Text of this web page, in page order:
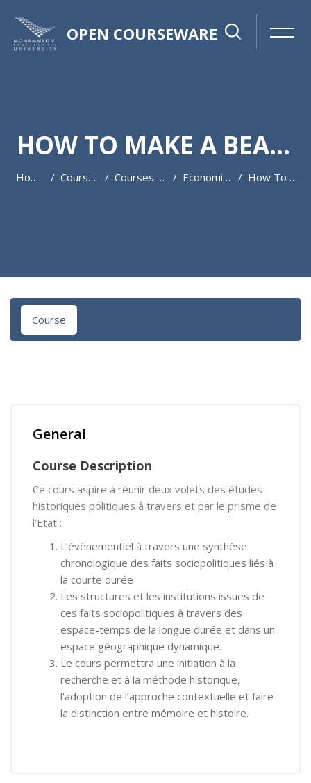
OPEN COURSEWARE
HOW TO MAKE A BEAUTIFUL LANDSCAPE PHOTO?
Home Courses Courses 2022-2023 Economics How To Make A Beautiful Landscape Photo?
Course
General
Course Description
Ce cours aspire à réunir deux volets des études
historiques politiques à travers et par le prisme de
l’Etat :
L’évènementiel à travers une synthèse
chronologique des faits sociopolitiques liés à
la courte durée
Les structures et les institutions issues de
ces faits sociopolitiques à travers des
espace-temps de la longue durée et dans un
espace géographique dynamique.
Le cours permettra une initiation à la
recherche et à la méthode historique,
l'adoption de l’approche contextuelle et faire
la distinction entre mémoire et histoire.